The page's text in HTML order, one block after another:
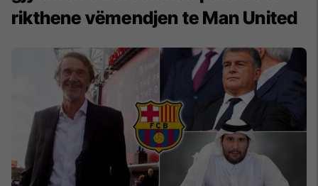
rikthene vëmendjen te Man United